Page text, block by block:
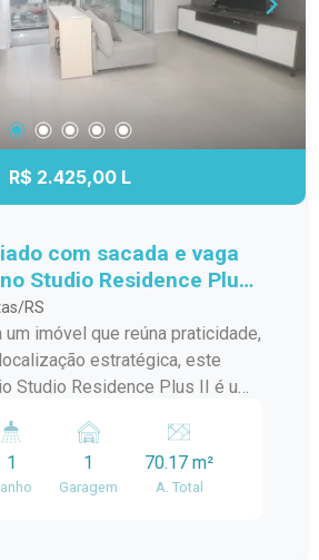
R$ 2.425,00 L
com sacada e vaga
Studio Residence Plus
RS
um imóvel que reúna praticidade,
estratégica, este
Studio Residence Plus II é uma
ambientes planejados, oferece
para quem deseja otimizar
mão da comodidade, seja para
1 1
Garagem
70.17 m²
A. Total